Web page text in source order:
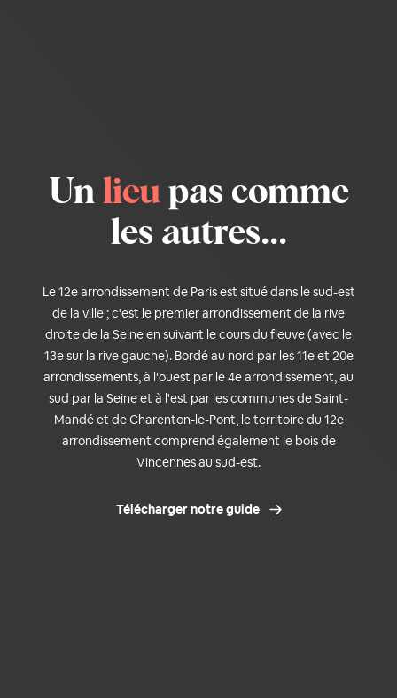
Un lieupas comme
les autres...
Le 12e arrondissement de Paris est situé dans le sud-est
de la ville ; c'est le premier arrondissement de la rive
droite de la Seine en suivant le cours du fleuve (avec le
13e sur la rive gauche). Bordé au nord par les 11e et 20e
arrondissements, à l'ouest par le 4e arrondissement, au
sud par la Seine et à l'est par les communes de Saint-
Mandé et de Charenton-le-Pont, le territoire du 12e
arrondissement comprend également le bois de
Vincennes au sud-est.
Télécharger notre guide